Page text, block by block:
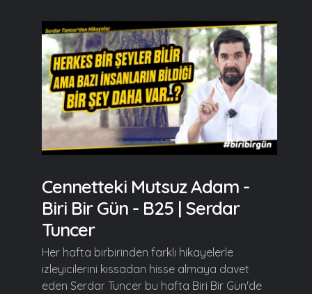
Cennetteki Mutsuz Adam -
Biri Bir Gün - B25 | Serdar
Tuncer
Her hafta birbirinden farklı hikayelerle
izleyicilerini kıssadan hisse almaya davet
eden Serdar Tuncer bu hafta Biri Bir Gün'de